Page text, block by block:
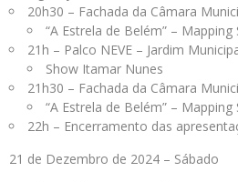
20h30 – Fachada da Câmara
“A Estrela de Belém” –
21h – Palco NEVE – Jardim
Show Itamar Nunes
21h30 – Fachada da Câmara
“A Estrela de Belém” –
22h – Encerramento das
21 de Dezembro de 2024 – Sábado